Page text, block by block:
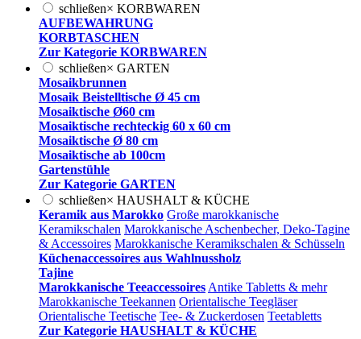
schließen× KORBWAREN
AUFBEWAHRUNG
KORBTASCHEN
Zur Kategorie KORBWAREN
schließen× GARTEN
Mosaikbrunnen
Mosaik Beistelltische Ø 45 cm
Mosaiktische Ø60 cm
Mosaiktische rechteckig 60 x 60 cm
Mosaiktische Ø 80 cm
Mosaiktische ab 100cm
Gartenstühle
Zur Kategorie GARTEN
schließen× HAUSHALT & KÜCHE
Keramik aus Marokko Große marokkanische
Keramikschalen Marokkanische Aschenbecher, Deko-Tagine
& Accessoires Marokkanische Keramikschalen & Schüsseln
Küchenaccessoires aus Wahlnussholz
Tajine
Marokkanische Teeaccessoires Antike Tabletts & mehr
Marokkanische Teekannen Orientalische Teegläser
Orientalische Teetische Tee- & Zuckerdosen Teetabletts
Zur Kategorie HAUSHALT & KÜCHE